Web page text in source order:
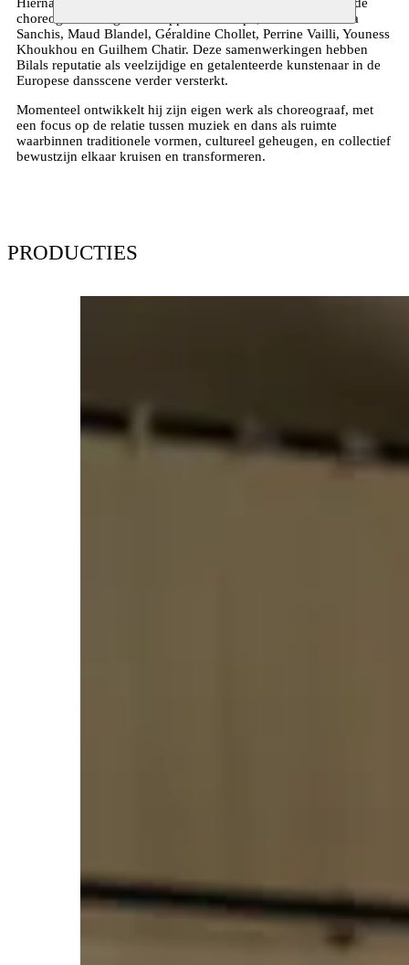
choreografen en gezelschappen in Europa, waaronder Salva
Sanchis, Maud Blandel, Géraldine Chollet, Perrine Vailli, Youness
Khoukhou en Guilhem Chatir. Deze samenwerkingen hebben
Bilals reputatie als veelzijdige en getalenteerde kunstenaar in de
Europese dansscene verder versterkt.
Momenteel ontwikkelt hij zijn eigen werk als choreograaf, met
een focus op de relatie tussen muziek en dans als ruimte
waarbinnen traditionele vormen, cultureel geheugen, en collectief
bewustzijn elkaar kruisen en transformeren.
PRODUCTIES